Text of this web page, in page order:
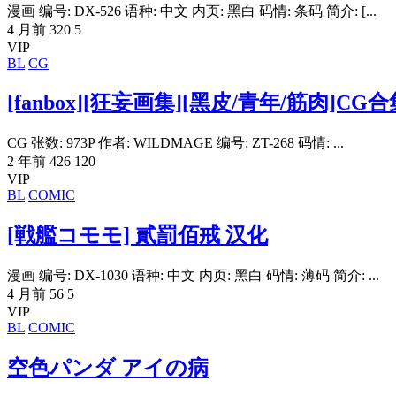
漫画 编号: DX-526 语种: 中文 内页: 黑白 码情: 条码 简介: [...
4 月前 320 5
VIP
BL CG
[fanbox][狂妄画集][黑皮/青年/筋肉]CG合
CG 张数: 973P 作者: WILDMAGE 编号: ZT-268 码情: ...
2 年前 426 120
VIP
BL COMIC
[戦艦コモモ] 貳罰佰戒 汉化
漫画 编号: DX-1030 语种: 中文 内页: 黑白 码情: 薄码 简介: ...
4 月前 56 5
VIP
BL COMIC
空色パンダ アイの病